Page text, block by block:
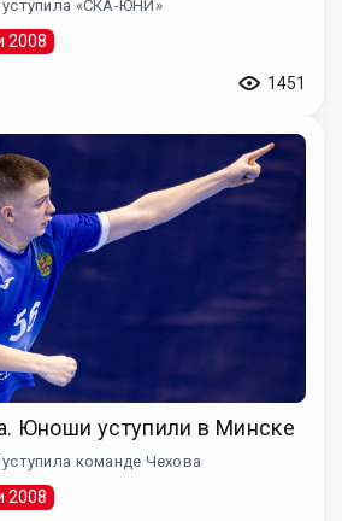
уступила «СКА-ЮНИ»
2008
1451
Юноши уступили в Минске
команде Чехова
2008